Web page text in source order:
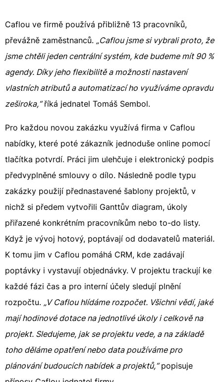
Caflou ve firmě používá přibližně 13 pracovníků,
převážně zaměstnanců. „Caflou jsme si vybrali proto, že
jsme chtěli jeden centrální systém, kde budeme mít 90 %
agendy. Díky jeho flexibilitě a možnosti nastavení
vlastních atributů a automatizací ho využíváme opravdu
zeširoka,“říká jednatel Tomáš Sembol.
Pro každou novou zakázku využívá firma v Caflou
nabídky, které poté zákazník jednoduše online pomocí
tlačítka potvrdí. Práci jim ulehčuje i elektronický podpis
předvyplněné smlouvy o dílo. Následně podle typu
zakázky použijí přednastavené šablony projektů, v
nichž si předem vytvořili Ganttův diagram, úkoly
přiřazené konkrétním pracovníkům nebo to-do listy.
Když je vývoj hotový, poptávají od dodavatelů materiál.
K tomu jim v Caflou pomáhá CRM, kde zadávají
poptávky i vystavují objednávky. V projektu trackují ke
každé fázi čas a pro interní účely sledují plnění
rozpočtu. „V Caflou hlídáme rozpočet. Všichni vědí, jaké
mají hodinové dotace na jednotlivé úkoly i celkově na
projekt. Sledujeme, jak se projektu vede, a na základě
toho děláme opatření nebo data používáme pro
plánování budoucích nabídek a projektů,“popisuje